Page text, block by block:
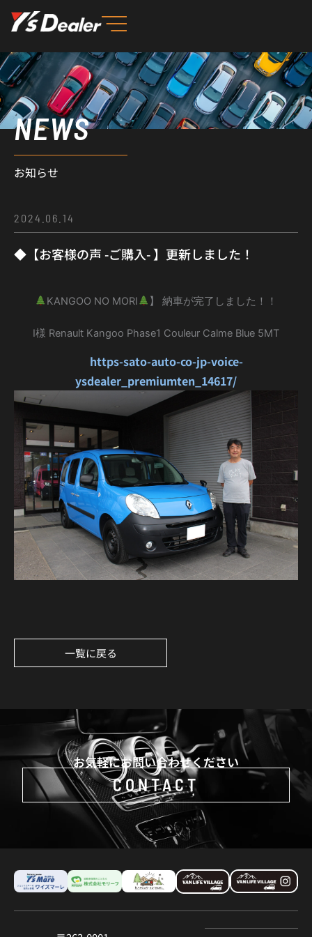
を
ス
キ
ッ
プ NEWS
お知らせ
2024.06.14
◆【お客様の声 -ご購入- 】更新しました！
KANGOO NO MORI 】 納車が完了しました！！
I様 Renault Kangoo Phase1 Couleur Calme Blue 5MT
https-sato-auto-co-jp-voice-
ysdealer_premiumten_14617/
一覧に戻る
お気軽にお問い合わせください
CONTACT